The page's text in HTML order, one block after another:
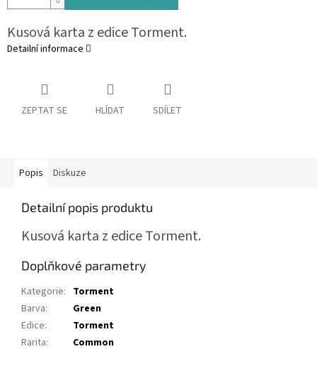
Kusová karta z edice Torment.
Detailní informace
ZEPTAT SE HLÍDAT SDÍLET
Popis Diskuze
Detailní popis produktu
Kusová karta z edice Torment.
Doplňkové parametry
Kategorie: Torment
Barva:
Green
Edice:
Torment
Rarita: Common